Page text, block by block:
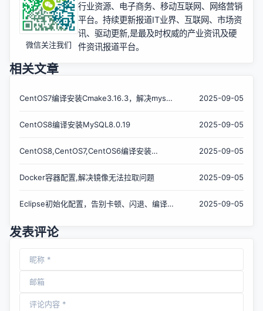
微信关注我们
行业资源、电子商务、移动互联网、网络营销
平台。持续更新报道IT业界、互联网、市场资
讯、驱动更新,是最及时权威的产业资讯及硬
件资讯报道平台。
相关文章
CentOS7编译安装Cmake3.16.3，解决mysql
2025-09-05
CentOS8编译安装MySQL8.0.19 2025-09-05
CentOS8,CentOS7,CentOS6编译安装
2025-09-05
Docker容器配置,解决镜像无法拉取问题 2025-09-05
Eclipse初始化配置，告别卡顿、闪退、编译时
2025-09-05
发表评论